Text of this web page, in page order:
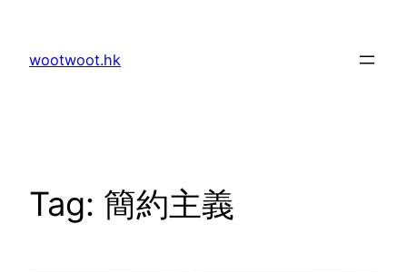
content
wootwoot.hk
Tag: 簡約主義